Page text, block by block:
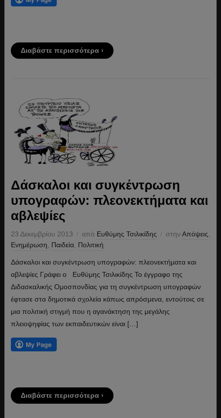
Διαβάστε περισσότερα ›
Δάσκαλοι και συγκέντρωση
υπογραφών: πλεονεκτήματα και
αβλεψίες
23 Δεκεμβρίου 2013 από Ευθύμης Τσιλικίδης στηνΑπόψεις
Ενημέρωση
Παιδεία, Πολιτική
Δάσκαλοι και συγκέντρωση υπογραφών: πλεονεκτήματα και
αβλεψίες Γράφει ο Ευθύμης Τσιλικίδης Το έγγραφο της
Διδασκαλικής Ομοσπονδίας για τη συγκέντρωση υπογραφών
έφτασε στα δημοτικά σχολεία κάπως απρόσμενα, εντούτοις σε
μια πολιτική στιγμή που η αγανάκτηση της μεγάλης
πλειοψηφίας των εκπαιδευτικών είναι […]
Διαβάστε περισσότερα ›